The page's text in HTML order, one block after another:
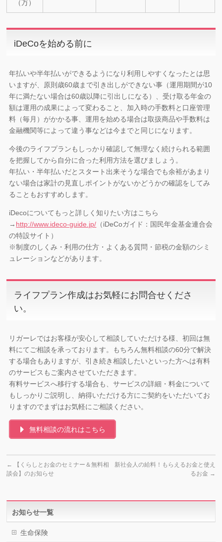
（万）
iDeCoを始める前に
年払いや半年払いができるようになり利用しやすくなったとは思
いますが、原則歳60歳まで引き出しができない事（運用期間が10
年に満たない場合は60歳以降に引出しになる）、受け取る年金の
額は運用の成果によって変わること、加入時の手数料と口座管理
料（毎月）がかかる事、運用を始める場合は取扱商品や手数料は
金融機関等によって違う事などは今までと同じになります。
今後のライフプランもしっかり確認して無理なく続けられる範囲
を把握してから自分に合った利用方法を選びましょう。
年払い・半年払いだとスタート出来そうな場合でも余裕があまり
ない場合は家計の見直しポイントがないかどうかの確認をしてみ
ることもおすすめします。
iDecoについてもっと詳しく知りたい方はこちら
→ http://www.ideco-guide.jp/ （iDeCoガイド：国民年金基金連合会
の特設サイト）
※制度のしくみ・利用の仕方・よくある質問・節税の金額のシミ
ュレーションなどがあります。
ライフプラン作成はお気軽にお問合せくださ
い。
リガーレではお客様が安心して相談していただける様、初回は無
料にてご相談を承っております。もちろん無料相談の60分で解決
する場合もありますが、引き続き相談したいといった方へは有料
のサービスもご案内させていただきます。
有料サービスへ移行する場合も、サービスの詳細・料金について
もしっかりご説明し、納得いただける方にご契約をいただいてお
りますのでまずはお気軽にご相談ください。
無料相談の流れはこちら
←
【くらしとお金のセミナー＆無料相
談会】のお知らせ
新社会人の給料！もらえるお金と使え
るお金 →
お知らせ一覧
生命保険